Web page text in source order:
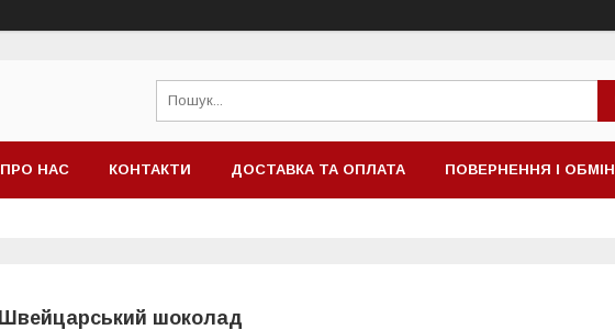
ПРО НАС КОНТАКТИ ДОСТАВКА ТА ОПЛАТА ПОВЕРНЕННЯ І ОБМІН
Швейцарський шоколад